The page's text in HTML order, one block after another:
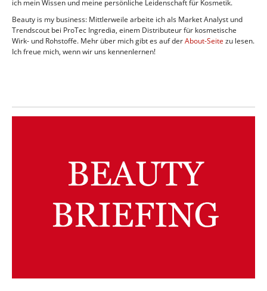
ich mein Wissen und meine persönliche Leidenschaft für Kosmetik.
Beauty is my business: Mittlerweile arbeite ich als Market Analyst und
Trendscout bei ProTec Ingredia, einem Distributeur für kosmetische
Wirk- und Rohstoffe. Mehr über mich gibt es auf derAbout-Seite zu lesen.
Ich freue mich, wenn wir uns kennenlernen!